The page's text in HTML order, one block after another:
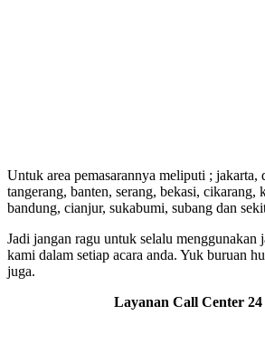
Untuk area pemasarannya meliputi ; jakarta,
tangerang, banten, serang, bekasi, cikarang,
bandung, cianjur, sukabumi, subang dan
Jadi jangan ragu untuk selalu menggunakan
kami dalam setiap acara anda. Yuk buruan
juga.
Layanan Call Center 24